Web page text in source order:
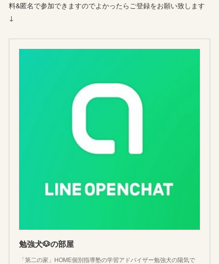
料&匿名で参加できますのでよかったらご登録をお願い致します
↓
勉強犬🐶の部屋
「第二の家」HOME個別指導塾の学習アドバイザー勉強犬の陽気で